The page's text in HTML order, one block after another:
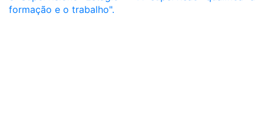
formação e o trabalho".